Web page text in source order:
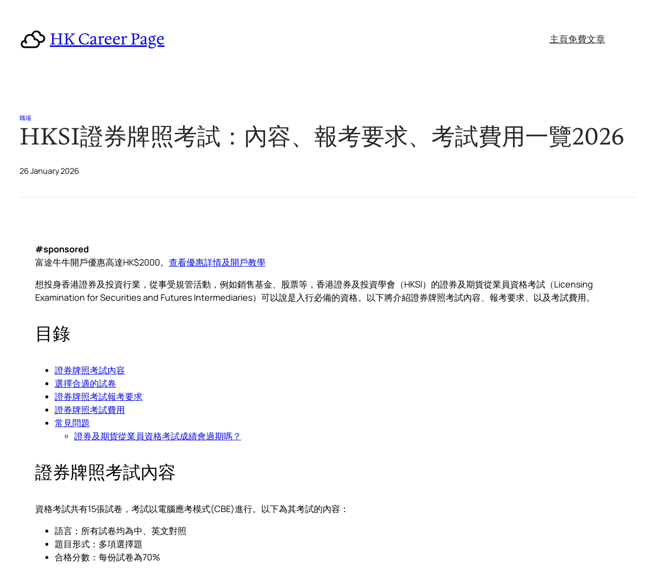
content
HK Career Page 主頁免費文章
職場
HKSI證券牌照考試：內容、報考要求、考試費用一覽2026
26 January 2026
#sponsored
富途牛牛開戶優惠高達HK$2000。查看優惠詳情及開戶教學
想投身香港證券及投資行業，從事受規管活動，例如銷售基金、股票等，香港證券及投資學會（HKSI）的證券及期貨從業員資格考試（Licensing
Examination for Securities and Futures Intermediaries）可以說是入行必備的資格。以下將介紹證券牌照考試內容、報考要求、以及考試費用。
目錄
證券牌照考試內容
選擇合適的試卷
證券牌照考試報考要求
證券牌照考試費用
常見問題
證券及期貨從業員資格考試成績會過期嗎？
證券牌照考試內容
資格考試共有15張試卷，考試以電腦應考模式(CBE)進行。以下為其考試的內容：
語言：所有試卷均為中、英文對照
題目形式：多項選擇題
合格分數：每份試卷為70%